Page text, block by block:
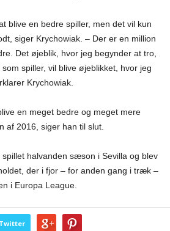
blive en bedre spiller, men det vil kun
siger Krychowiak. – Der er en million
Det øjeblik, hvor jeg begynder at tro,
spiller, vil blive øjeblikket, hvor jeg
Krychowiak.
en meget bedre og meget mere
af 2016, siger han til slut.
halvanden sæson i Sevilla og blev
der i fjor – for anden gang i træk –
i Europa League.
Twitter